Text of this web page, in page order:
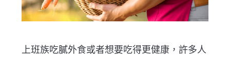
上班族吃膩外食或者想要吃得更健康，許多人